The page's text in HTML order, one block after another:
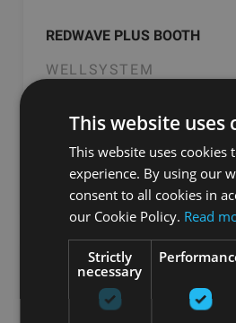
REDWAVE PLUS BOOTH
WELLSYSTEM
44733.18€
This website uses
This website uses cookies
experience. By using our
consent to all cookies in
our Cookie Policy. Read
Strictly
necessary